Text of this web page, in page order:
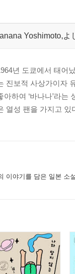
Yoshimoto,よ
년 도쿄에서 태어
진보적 사상가이자
아하여 ‘바나나’라
열성 팬을 가지고 있
이야기를 담은 일본 소